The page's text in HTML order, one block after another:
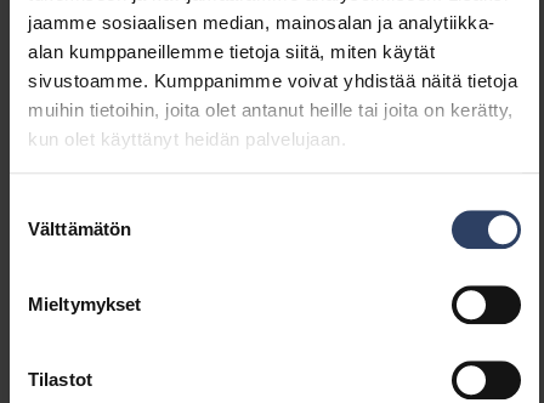
jaamme sosiaalisen median, mainosalan ja analytiikka-
alan kumppaneillemme tietoja siitä, miten käytät
sivustoamme. Kumppanimme voivat yhdistää näitä tietoja
muihin tietoihin, joita olet antanut heille tai joita on kerätty,
kun olet käyttänyt heidän palvelujaan.
valinta
Välttämätön
Mieltymykset
Tilastot
Läpinäkyvä
Ei
Väri
Valkoinen
Materiaali
Muovi
Pituus (mm)
Halkaisija (mm)